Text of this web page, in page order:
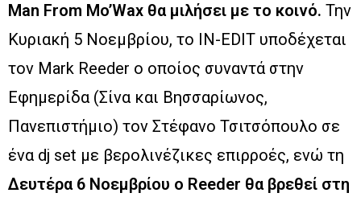
Man From Mo’Wax θα μιλήσει με το κοινό. Την
Κυριακή 5 Νοεμβρίου, το IN-EDIT υποδέχεται
τον Mark Reeder ο οποίος συναντά στην
Εφημερίδα (Σίνα και Βησσαρίωνος,
Πανεπιστήμιο) τον Στέφανο Τσιτσόπουλο σε
ένα dj set με βερολινέζικες επιρροές, ενώ τη
Δευτέρα 6 Νοεμβρίου ο Reeder θα βρεθεί στη